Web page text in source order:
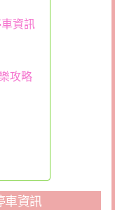
車資訊
攻略
車資訊